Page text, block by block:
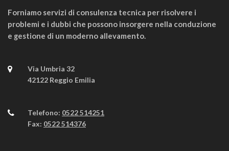
Forniamo servizi di consulenza tecnica per risolvere i
problemi e i dubbi che possono insorgere nella conduzione
e gestione di un moderno allevamento.
Via Umbria 32
42122 Reggio Emilia
Telefono: 0522 514251
Fax: 0522 514376